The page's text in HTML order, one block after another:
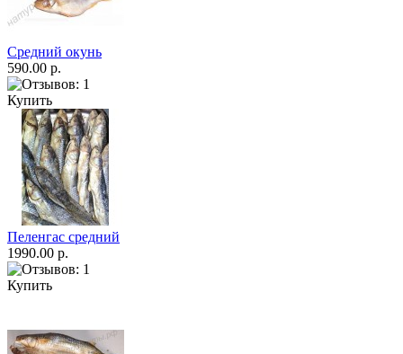
Средний окунь
590.00 р.
Купить
Пеленгас средний
1990.00 р.
Купить